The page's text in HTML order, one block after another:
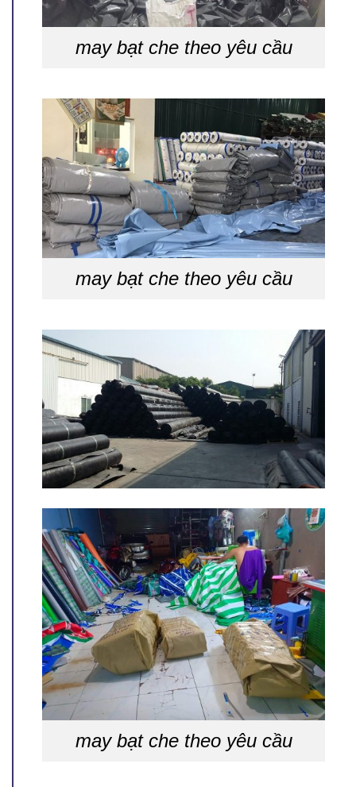
may bạt che theo yêu cầu
may bạt che theo yêu cầu
may bạt che theo yêu cầu